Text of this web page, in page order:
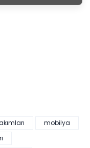
103 cm -
diyorsan Alvin
mobilya